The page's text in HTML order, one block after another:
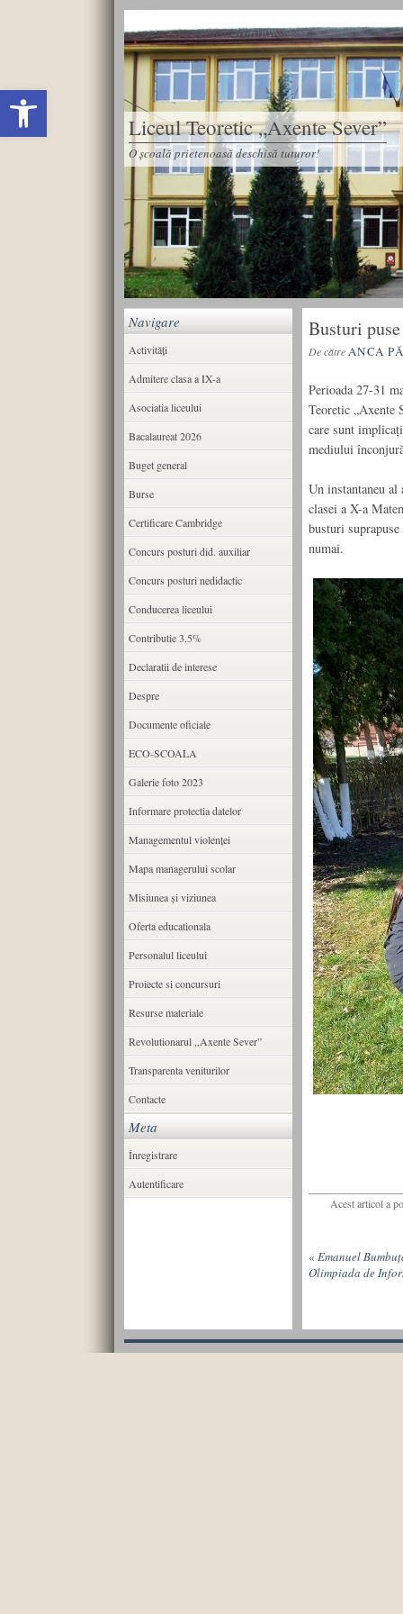
Deschide bara de unelte
Liceul Teoretic „Axente Sever”
O școală prietenoasă deschisă tuturor!
Busturi
De cătreANCA
Perioada 27-31
Teoretic „Axente
care sunt
mediului
Un instantaneu
clasei a X-a
busturi
numai.
Acest articol a
« Emanuel
Olimpiada de
Navigare
Activități
Admitere clasa a IX-a
Asociatia liceului
Bacalaureat 2026
Buget general
Burse
Certificare Cambridge
Concurs posturi did. auxiliar
Concurs posturi nedidactic
Conducerea liceului
Contributie 3.5%
Declaratii de interese
Despre
Documente oficiale
ECO-SCOALA
Galerie foto 2023
Informare protectia datelor
Managementul violenței
Mapa managerului scolar
Misiunea şi viziunea
Oferta educationala
Personalul liceului
Proiecte si concursuri
Resurse materiale
Revolutionarul ,,Axente Sever”
Transparenta veniturilor
Contacte
Meta
Înregistrare
Autentificare